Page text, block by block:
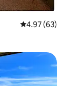
平均评分
4.97 (63)